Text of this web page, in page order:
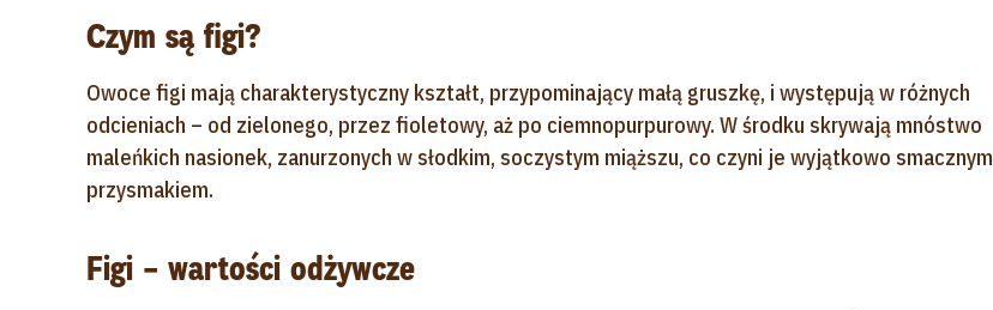
Czym są figi?
Owoce figi mają charakterystyczny kształt, przypominający małą gruszkę, i występują w różnych
odcieniach – od zielonego, przez fioletowy, aż po ciemnopurpurowy. W środku skrywają mnóstwo
maleńkich nasionek, zanurzonych w słodkim, soczystym miąższu, co czyni je wyjątkowo smacznym
przysmakiem.
Figi – wartości odżywcze